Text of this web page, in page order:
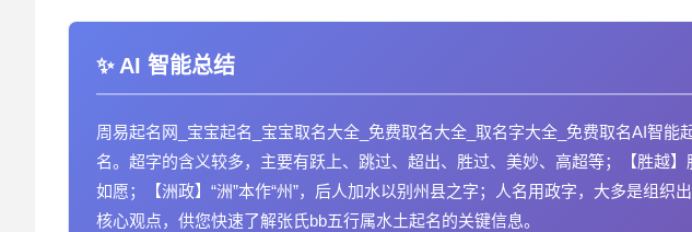
AI 智能总结
周易起名网_宝宝起名_宝宝取名大全_免费取名大全_取名字大全_免费取名AI智能
名。超字的含义较多，主要有跃上、跳过、超出、胜过、美妙、高超等；【胜越
如愿；【洲政】“洲”本作“州”，后人加水以别州县之字；人名用政字，大多是组织
核心观点，供您快速了解张氏bb五行属水土起名的关键信息。